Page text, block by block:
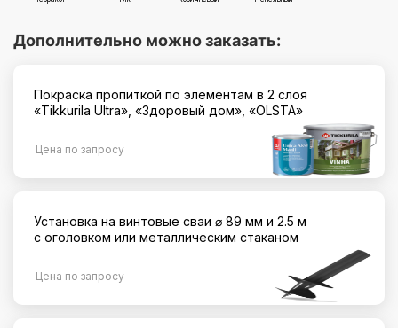
Дополнительно можно заказать:
Покраска пропиткой по элементам в 2 слоя
«Tikkurila Ultra», «Здоровый дом», «OLSTA»
Цена по запросу
Установка на винтовые сваи ⌀ 89 мм и 2.5 м
с оголовком или металлическим стаканом
Цена по запросу